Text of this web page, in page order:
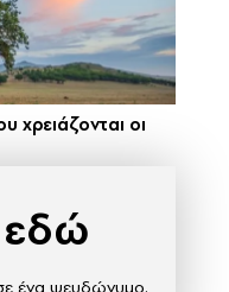
χρειάζονται οι
εδώ